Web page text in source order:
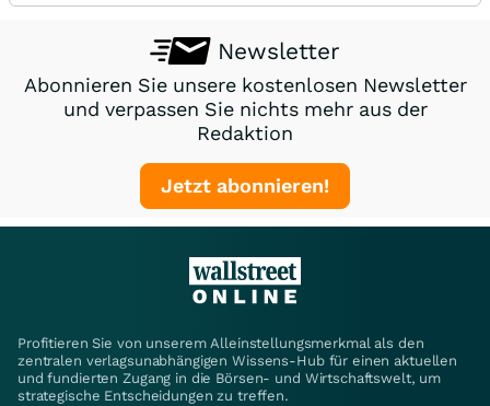
Newsletter
Abonnieren Sie unsere kostenlosen Newsletter
und verpassen Sie nichts mehr aus der
Redaktion
Jetzt abonnieren!
Profitieren Sie von unserem Alleinstellungsmerkmal als den
zentralen verlagsunabhängigen Wissens-Hub für einen aktuellen
und fundierten Zugang in die Börsen- und Wirtschaftswelt, um
strategische Entscheidungen zu treffen.